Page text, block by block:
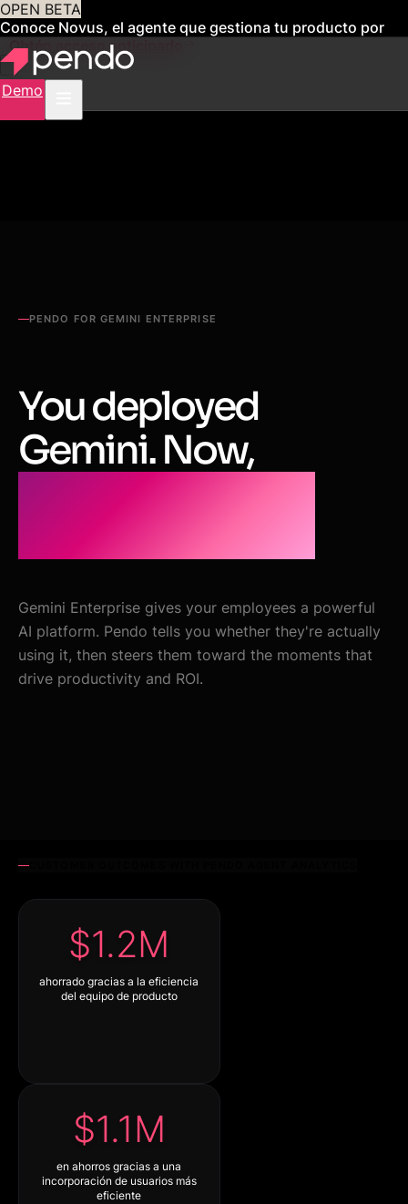
OPEN BETA
Conoce Novus, el agente que gestiona tu producto por
Obtén acceso anticipado
Demo
PENDO FOR GEMINI ENTERPRISE
You deployed
Gemini. Now,
prove it's
working.
Gemini Enterprise gives your employees a powerful
AI platform. Pendo tells you whether they're actually
using it, then steers them toward the moments that
drive productivity and ROI.
$1.2M
ahorrado gracias a la eficiencia
del equipo de producto
$1.1M
en ahorros gracias a una
incorporación de usuarios más
eficiente